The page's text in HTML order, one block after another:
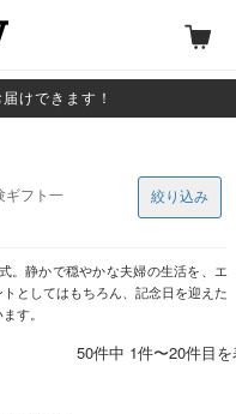
けできます！
ギフト一
。静かで穏やかな夫婦の生活を、エ
としてはもちろん、記念日を迎えた
す。
絞り込み
50件中 1件〜20件目